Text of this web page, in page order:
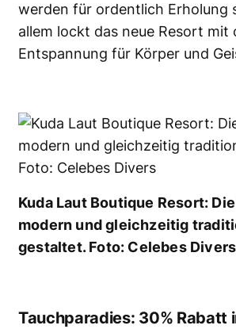
werden für ordentlich Erholung
allem lockt das neue Resort mit
Entspannung für Körper und
Kuda Laut Boutique Resort:
modern und gleichzeitig
gestaltet. Foto: Celebes Divers
Tauchparadies: 30% Rabatt